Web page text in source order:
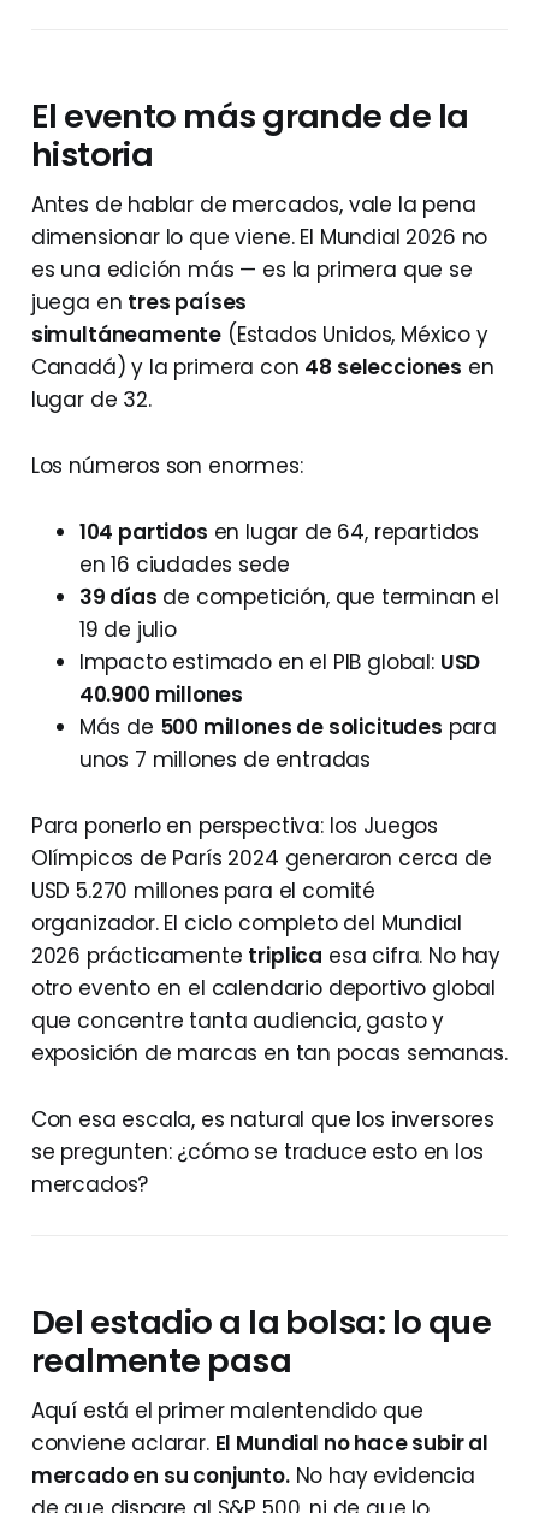
El evento más grande de la
historia
Antes de hablar de mercados, vale la pena
dimensionar lo que viene. El Mundial 2026 no
es una edición más — es la primera que se
juega en tres países
simultáneamente (Estados Unidos, México y
Canadá) y la primera con 48 selecciones en
lugar de 32.
Los números son enormes:
104 partidos en lugar de 64, repartidos
en 16 ciudades sede
39 días de competición, que terminan el
19 de julio
Impacto estimado en el PIB global: USD
40.900 millones
Más de 500 millones de solicitudes para
unos 7 millones de entradas
Para ponerlo en perspectiva: los Juegos
Olímpicos de París 2024 generaron cerca de
USD 5.270 millones para el comité
organizador. El ciclo completo del Mundial
2026 prácticamente triplica esa cifra. No hay
otro evento en el calendario deportivo global
que concentre tanta audiencia, gasto y
exposición de marcas en tan pocas semanas.
Con esa escala, es natural que los inversores
se pregunten: ¿cómo se traduce esto en los
mercados?
Del estadio a la bolsa: lo que
realmente pasa
Aquí está el primer malentendido que
conviene aclarar. El Mundial no hace subir al
mercado en su conjunto.No hay evidencia